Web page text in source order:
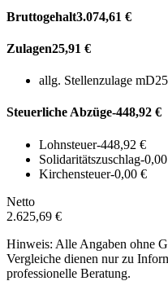
Bruttogehalt3.074,61 €
Zulagen25,91 €
allg. Stellenzulage mD
Steuerliche Abzüge-448,92 €
Lohnsteuer-448,92 €
Solidaritätszuschlag-
Kirchensteuer-0,00 €
Netto
2.625,69 €
Hinweis: Alle Angaben ohne
Vergleiche dienen nur zu
professionelle Beratung.